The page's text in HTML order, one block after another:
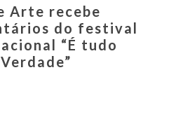
Arte recebe
do festival
“É tudo
Verdade”